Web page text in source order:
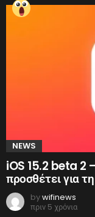
NEWS
iOS 15.2 beta 2
προσθέτει για
bywifinews
πριν 5 χρόνια